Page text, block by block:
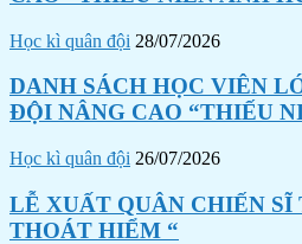
Học kì quân đội 28/07/2026
DANH SÁCH HỌC VIÊN
ĐỘI NÂNG CAO “THIẾU
Học kì quân đội 26/07/2026
LỄ XUẤT QUÂN CHIẾN SĨ
THOÁT HIỂM “